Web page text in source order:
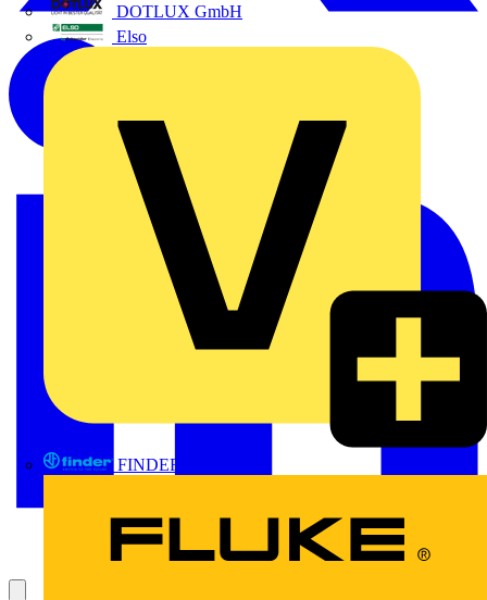
DOTLUX GmbH
Elso
FINDER